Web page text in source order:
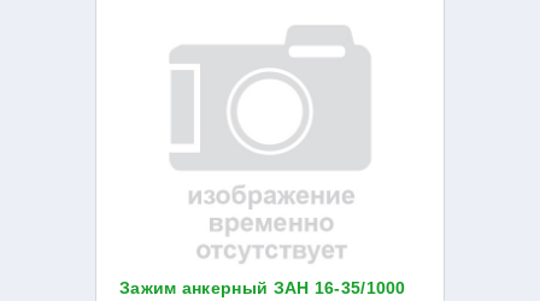
Зажим анкерный ЗАН 16-35/1000